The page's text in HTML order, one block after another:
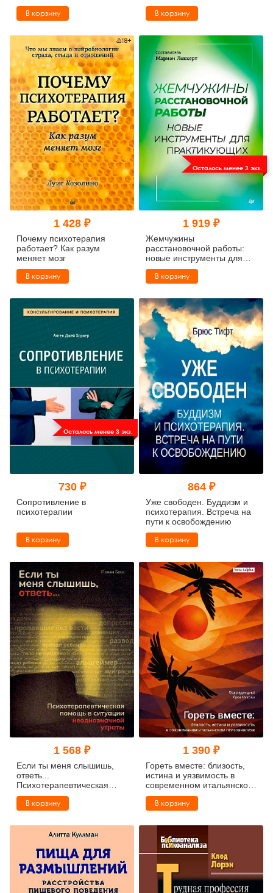
видение
В корзину В корзину
1 428 ₽
Почему психотерапия
работает? Как разум
меняет мозг
В корзину
Осталось менее 3 экз.
1 919 ₽
Жемчужины
расстановочной работы:
новые инструменты для
практикующих
В корзину
Осталось менее 3 экз.
730 ₽
Сопротивление в
психотерапии
В корзину
864 ₽
Уже свободен. Буддизм и
психотерапия. Встреча на
пути к освобождению
В корзину
1 568 ₽
Если ты меня слышишь,
ответь...
Психотерапевтическая
помощь в ситуации
неоднозначной утраты
В корзину
1 390 ₽
Гореть вместе: близость,
истина и уязвимость в
современном итальянском
психоанализе
В корзину